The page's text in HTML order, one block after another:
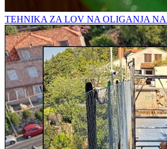
TEHNIKA ZA LOV NA OLIGANJA